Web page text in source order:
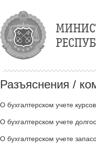
Разъяснения /
О бухгалтерском учете
О бухгалтерском учете
О бухгалтерском учете